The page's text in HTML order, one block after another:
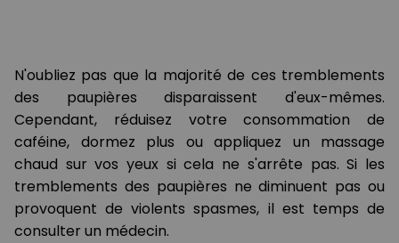
N'oubliez pas que la majorité de ces tremblements
des paupières disparaissent d'eux-mêmes.
Cependant, réduisez votre consommation de
caféine, dormez plus ou appliquez un massage
chaud sur vos yeux si cela ne s'arrête pas. Si les
tremblements des paupières ne diminuent pas ou
provoquent de violents spasmes, il est temps de
consulter un médecin.